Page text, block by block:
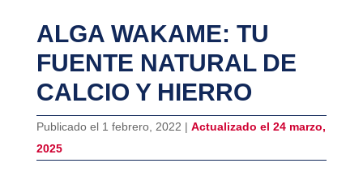
ALGA WAKAME: TU
FUENTE NATURAL DE
CALCIO Y HIERRO
Publicado el 1 febrero, 2022 | Actualizado el 24 marzo,
2025